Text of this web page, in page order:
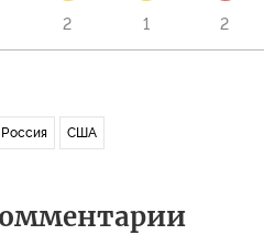
2 1 2
Россия США